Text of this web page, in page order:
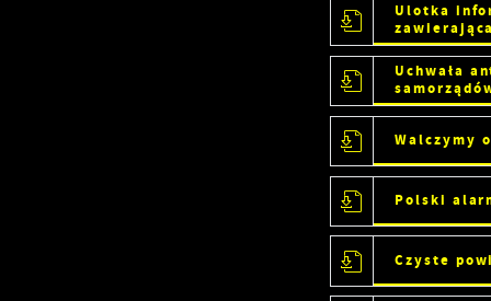
Ulotka
Uchwała
Walczymy
Polski
Czyste